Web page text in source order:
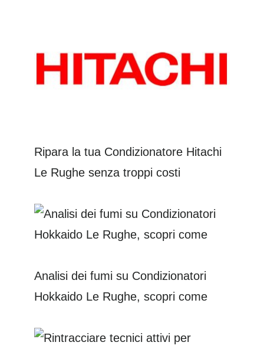
Ripara la tua Condizionatore Hitachi
Le Rughe senza troppi costi
Analisi dei fumi su Condizionatori
Hokkaido Le Rughe, scopri come